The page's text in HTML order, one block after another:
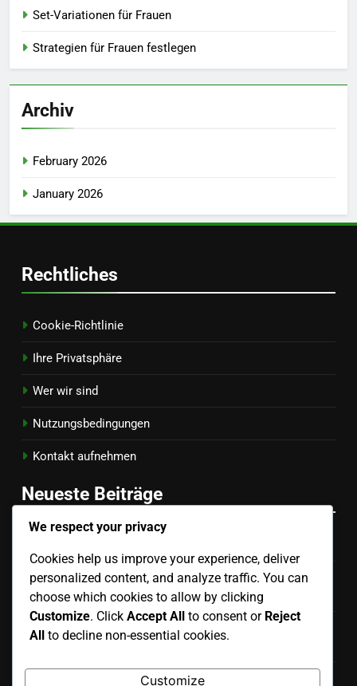
Set-Variationen für Frauen
Strategien für Frauen festlegen
Archiv
February 2026
January 2026
Rechtliches
Cookie-Richtlinie
Ihre Privatsphäre
Wer wir sind
Nutzungsbedingungen
Kontakt aufnehmen
Neueste Beiträge
Teamkoordination: Kommunikation, Timing,
Spielerpositionierung
Setter’s Vision: Gerichtsbewusstsein,
Defensive Lesetechnik: Beobachtung, Timing,
We respect your privacy
Cookies help us improve your experience, deliver
personalized content, and analyze traffic. You can
choose which cookies to allow by clicking
Customize. Click Accept All to consent or Reject
All to decline non-essential cookies.
Customize